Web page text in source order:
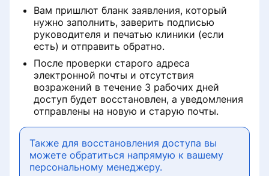
Вам пришлют бланк заявления, который
нужно заполнить, заверить подписью
руководителя и печатью клиники (если
есть) и отправить обратно.
После проверки старого адреса
электронной почты и отсутствия
возражений в течение 3 рабочих дней
доступ будет восстановлен, а уведомления
отправлены на новую и старую почты.
Также для восстановления доступа вы
можете обратиться напрямую к вашему
персональному менеджеру.